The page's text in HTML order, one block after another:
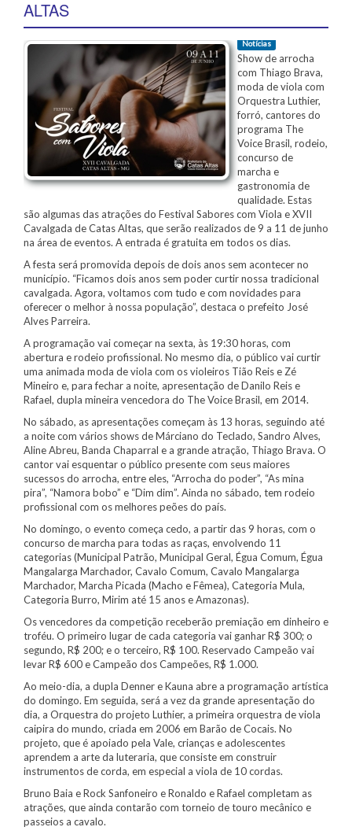
ALTAS
Notícias
Show de arrocha
com Thiago Brava,
moda de viola com
Orquestra Luthier,
forró, cantores do
programa The
Voice Brasil, rodeio,
concurso de
marcha e
gastronomia de
qualidade. Estas
são algumas das atrações do Festival Sabores com Viola e XVII
Cavalgada de Catas Altas, que serão realizados de 9 a 11 de junho
na área de eventos. A entrada é gratuita em todos os dias.
A festa será promovida depois de dois anos sem acontecer no
município. “Ficamos dois anos sem poder curtir nossa tradicional
cavalgada. Agora, voltamos com tudo e com novidades para
oferecer o melhor à nossa população”, destaca o prefeito José
Alves Parreira.
A programação vai começar na sexta, às 19:30 horas, com
abertura e rodeio profissional. No mesmo dia, o público vai curtir
uma animada moda de viola com os violeiros Tião Reis e Zé
Mineiro e, para fechar a noite, apresentação de Danilo Reis e
Rafael, dupla mineira vencedora do The Voice Brasil, em 2014.
No sábado, as apresentações começam às 13 horas, seguindo até
a noite com vários shows de Márciano do Teclado, Sandro Alves,
Aline Abreu, Banda Chaparral e a grande atração, Thiago Brava. O
cantor vai esquentar o público presente com seus maiores
sucessos do arrocha, entre eles, “Arrocha do poder”, “As mina
pira”, “Namora bobo” e “Dim dim”. Ainda no sábado, tem rodeio
profissional com os melhores peões do país.
No domingo, o evento começa cedo, a partir das 9 horas, com o
concurso de marcha para todas as raças, envolvendo 11
categorias (Municipal Patrão, Municipal Geral, Égua Comum, Égua
Mangalarga Marchador, Cavalo Comum, Cavalo Mangalarga
Marchador, Marcha Picada (Macho e Fêmea), Categoria Mula,
Categoria Burro, Mirim até 15 anos e Amazonas).
Os vencedores da competição receberão premiação em dinheiro e
troféu. O primeiro lugar de cada categoria vai ganhar R$ 300; o
segundo, R$ 200; e o terceiro, R$ 100. Reservado Campeão vai
levar R$ 600 e Campeão dos Campeões, R$ 1.000.
Ao meio-dia, a dupla Denner e Kauna abre a programação artística
do domingo. Em seguida, será a vez da grande apresentação do
dia, a Orquestra do projeto Luthier, a primeira orquestra de viola
caipira do mundo, criada em 2006 em Barão de Cocais. No
projeto, que é apoiado pela Vale, crianças e adolescentes
aprendem a arte da luteraria, que consiste em construir
instrumentos de corda, em especial a viola de 10 cordas.
Bruno Baia e Rock Sanfoneiro e Ronaldo e Rafael completam as
atrações, que ainda contarão com torneio de touro mecânico e
passeios a cavalo.